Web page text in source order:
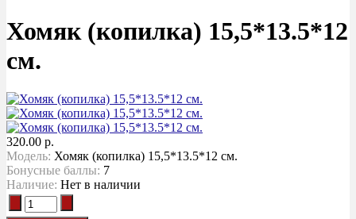
Хомяк (копилка) 15,5*13.5*12
см.
320.00 р.
Модель: Хомяк (копилка) 15,5*13.5*12 см.
Бонусные баллы: 7
Наличие: Нет в наличии